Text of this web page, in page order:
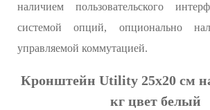
наличием пользовательского
системой опций, опционально
управляемой коммутацией.
Кронштейн Utility 25х20 см
кг цвет белый